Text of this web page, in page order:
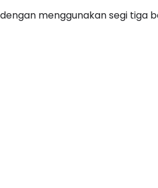
menggunakan segi tiga